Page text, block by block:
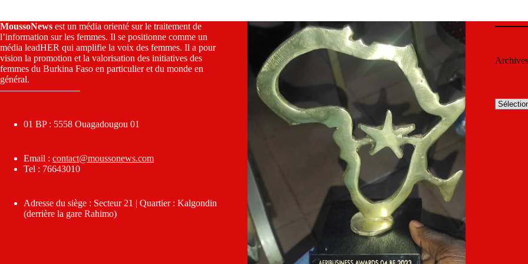
MoussoNews est un média orienté sur le traitement de
l’information sur les femmes. Il se positionne comme un
média leadHER qui amplifie la voix des femmes. Il a pour
vision la promotion et la valorisation des initiatives des
femmes du Burkina Faso en particulier et du monde en
général.
————————–
01 BP : 5558 Ouagadougou 01
Email : contact@moussonews.com
Tel : 76643010
Adresse du siège : Secteur 21 | Quartier : Kalgondin
(derrière la gare Rahimo)
Archives
Archives